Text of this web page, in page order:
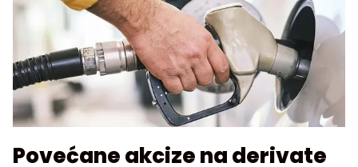
Povećane akcize na derivate